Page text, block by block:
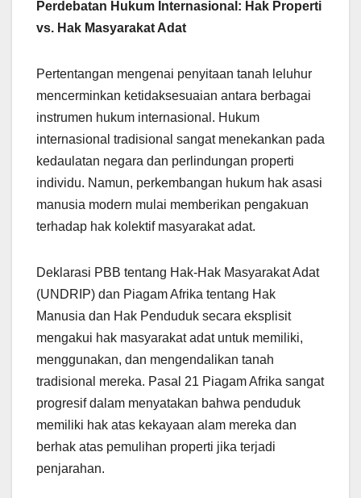
Perdebatan Hukum Internasional: Hak Properti
vs. Hak Masyarakat Adat
Pertentangan mengenai penyitaan tanah leluhur
mencerminkan ketidaksesuaian antara berbagai
instrumen hukum internasional. Hukum
internasional tradisional sangat menekankan pada
kedaulatan negara dan perlindungan properti
individu. Namun, perkembangan hukum hak asasi
manusia modern mulai memberikan pengakuan
terhadap hak kolektif masyarakat adat.
Deklarasi PBB tentang Hak-Hak Masyarakat Adat
(UNDRIP) dan Piagam Afrika tentang Hak
Manusia dan Hak Penduduk secara eksplisit
mengakui hak masyarakat adat untuk memiliki,
menggunakan, dan mengendalikan tanah
tradisional mereka. Pasal 21 Piagam Afrika sangat
progresif dalam menyatakan bahwa penduduk
memiliki hak atas kekayaan alam mereka dan
berhak atas pemulihan properti jika terjadi
penjarahan.